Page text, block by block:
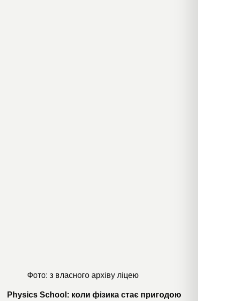
Фото: з власного архіву ліцею
Physics School: коли фізика стає пригодою